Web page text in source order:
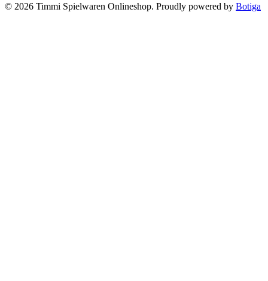
© 2026 Timmi Spielwaren Onlineshop. Proudly powered by Botiga